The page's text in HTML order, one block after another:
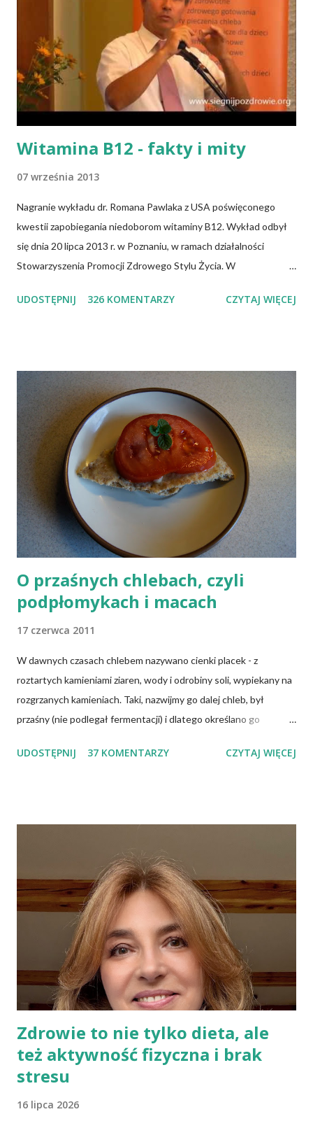
Witamina B12 - fakty i mity
07 września 2013
Nagranie wykładu dr. Romana Pawlaka z USA poświęconego
kwestii zapobiegania niedoborom witaminy B12. Wykład odbył
się dnia 20 lipca 2013 r. w Poznaniu, w ramach działalności
Stowarzyszenia Promocji Zdrowego Stylu Życia. W
posiadamy odnośnie witaminy B12 w świetle aktualnych
weganie (ludzie, którzy nie spożywają mięsa i produktów
pochodzenia zwierzęcego), laktoowowegetarianie (osoby, które
nie spożywają produktów mięsnych, ale włączają do diety
produkty pochodzenia zwierzęcego, takie jak mleko, przetwory
mleczne i jajka), osoby po 50 roku życia, niezależnie od ich diety,
osoby, które poddały się operacji żołądka lub którym wycięto
dolną część jelita cienkiego, a także osoby chorujące na AIDS.
Inni, w tym np. osoby chorujące na cukrzycę, a także każ...
UDOSTĘPNIJ 326 KOMENTARZY CZYTAJ WIĘCEJ
O przaśnych chlebach, czyli
podpłomykach i macach
17 czerwca 2011
W dawnych czasach chlebem nazywano cienki placek - z
roztartych kamieniami ziaren, wody i odrobiny soli, wypiekany na
rozgrzanych kamieniach. Taki, nazwijmy go dalej chleb, był
przaśny (nie podlegał fermentacji) i dlatego określano go
podpłomykami. Hindusi mówią o nim czapatti, Żydzi maca, a
przeciwieństwie do świeżego pieczywa na drożdżach czy
zakwasie. Przaśne podpłomyki nie obciążają żołądka kwasem i
fermentacją. Dziś, wzorem naszych prapradziadów możemy także
spożywać przaśny, niekwaszony chleb. Najprostszy przepis na
podpłomyki to: wziąć mąkę, wodę i trochę soli. Z tych składników
zagnieść ciasto, dodając mąkę w takiej ilości, aby ciasto nie kleiło
się do palców. Z kolei r...
UDOSTĘPNIJ 37 KOMENTARZY CZYTAJ WIĘCEJ
Zdrowie to nie tylko dieta, ale
też aktywność fizyczna i brak
stresu
16 lipca 2026